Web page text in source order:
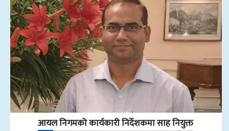
आयल निगमको कार्यकारी निर्देशकमा साह नियुक्त